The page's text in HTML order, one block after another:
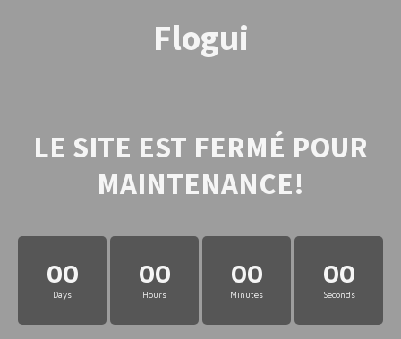
Flogui
LE SITE EST FERMÉ POUR
MAINTENANCE!
00
Days
00
Hours
00
Minutes
00
Seconds